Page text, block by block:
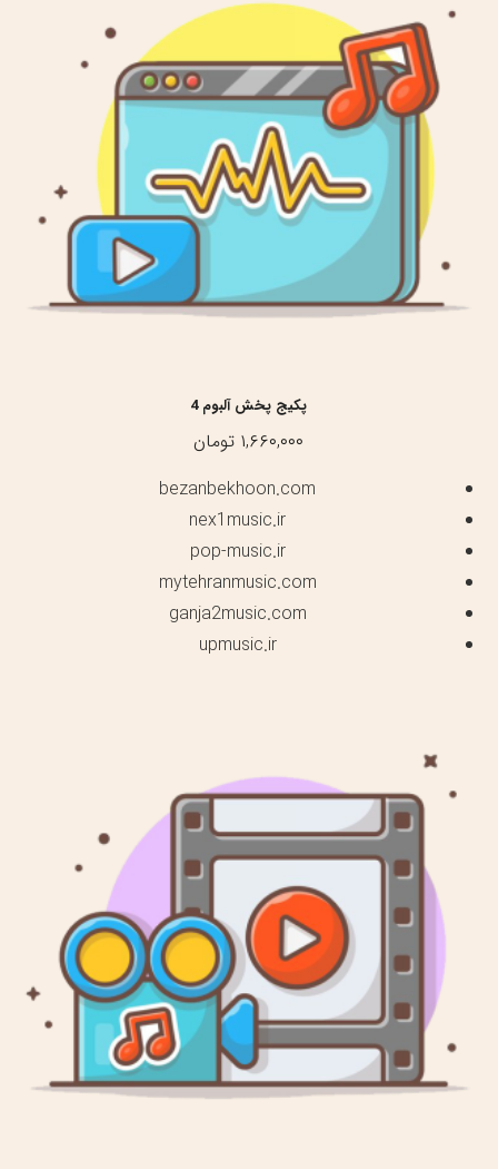
پکیج پخش آلبوم 4
۱,۶۶۰,۰۰۰ تومان
bezanbekhoon.com
nex1music.ir
pop-music.ir
mytehranmusic.com
ganja2music.com
upmusic.ir